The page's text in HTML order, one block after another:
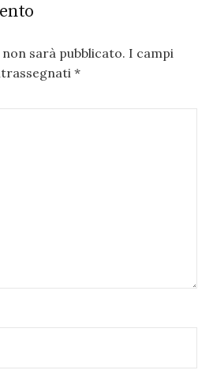
sarà pubblicato. I campi
*